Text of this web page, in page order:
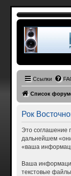
Ссылки
Список
Рок
Это соглашение
дальнейшем
«ваша
Ваша
текстовые